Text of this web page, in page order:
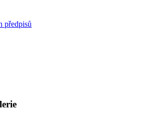
předpisů